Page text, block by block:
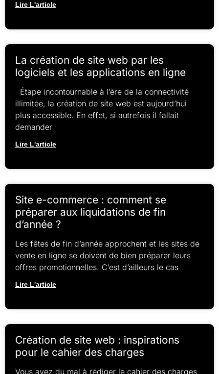
Lire L'article
La création de site web par les
logiciels et les applications en ligne
Étape incontournable à l’ère de la connectivité
illimitée, la création de site web est aujourd’hui
plus accessible. En effet, si autrefois il fallait
demander
Lire L'article
Site e-commerce : comment se
préparer aux liquidations de fin
d’année ?
Les fêtes de fin d’année approchent et les sites de
vente en ligne se doivent de bien préparer leurs
offres promotionnelles. C’est d’ailleurs le cas
Lire L'article
Création de site web : inspirations
pour le cahier des charges
Vous avez du mal à rédiger le cahier des charges